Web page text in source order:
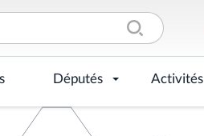
Députés Activités